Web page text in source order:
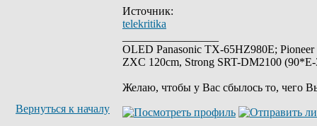
Источник:
telekritika
OLED Panasonic TX-65HZ980E;
ZXC 120cm, Strong SRT-DM2100
Желаю, чтобы у Вас сбылось то, чего
Вернуться к началу